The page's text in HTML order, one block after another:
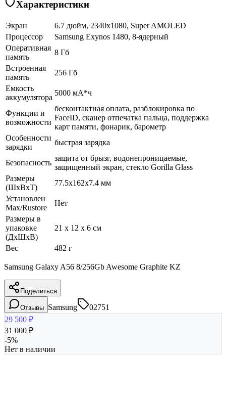
Характеристики
Экран
6.7 дюйм, 2340x1080, Super AMOLED
Процессор
Samsung Exynos 1480, 8-ядерный
Оперативная
память
8 Гб
Встроенная
память
256 Гб
Емкость
аккумулятора
5000 мА*ч
Функции и
возможности
бесконтактная оплата, разблокировка по
FaceID, сканер отпечатка пальца, поддержка
карт памяти, фонарик, барометр
Особенности
зарядки
быстрая зарядка
Безопасность
защита от брызг, водонепроницаемые,
защищенный экран, cтекло Gorilla Glass
Размеры
(ШхВхТ)
77.5x162x7.4 мм
Установлен
Max/Rustore
Нет
Размеры в
упаковке
(ДхШхВ)
21 x 12 x 6 см
Вес 482 г
Samsung Galaxy A56 8/256Gb Awesome Graphite KZ
Поделиться
Отзывы Samsung
02751
29 500 ₽
31 000 ₽
-5%
Нет в наличии